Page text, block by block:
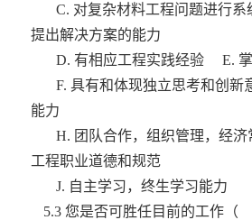
C. 对复杂材料工程问题进行
提出解决方案的能力
D. 有相应工程实践经验 E.
F. 具有和体现独立思考和创
能力
H. 团队合作，组织管理，经
工程职业道德和规范
J. 自主学习，终生学习能力
5.3 您是否可胜任目前的工作（